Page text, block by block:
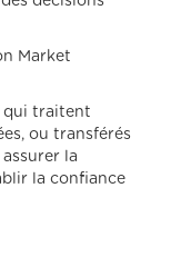
Market
qui traitent
ou transférés
la
la confiance